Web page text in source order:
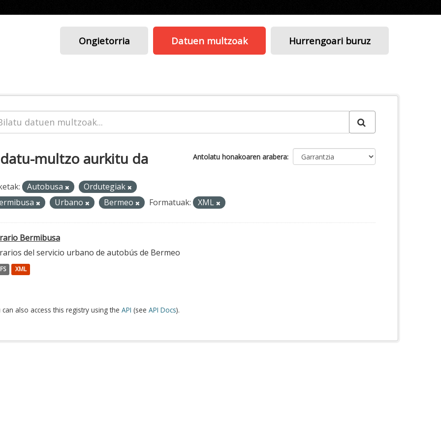
Ongietorria Datuen multzoak Hurrengoari buruz
Antolatu honakoaren arabera
multzo aurkitu da
Autobusa
Ordutegiak
Urbano Bermeo Formatuak: XML
Bermibusa
del servicio urbano de autobús de Bermeo
XML
can also access this registry using the API (see API Docs).